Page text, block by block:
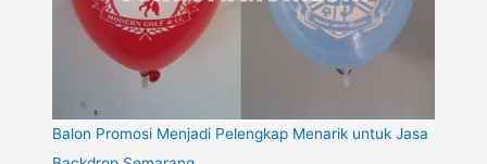
Balon Promosi Menjadi Pelengkap Menarik untuk Jasa